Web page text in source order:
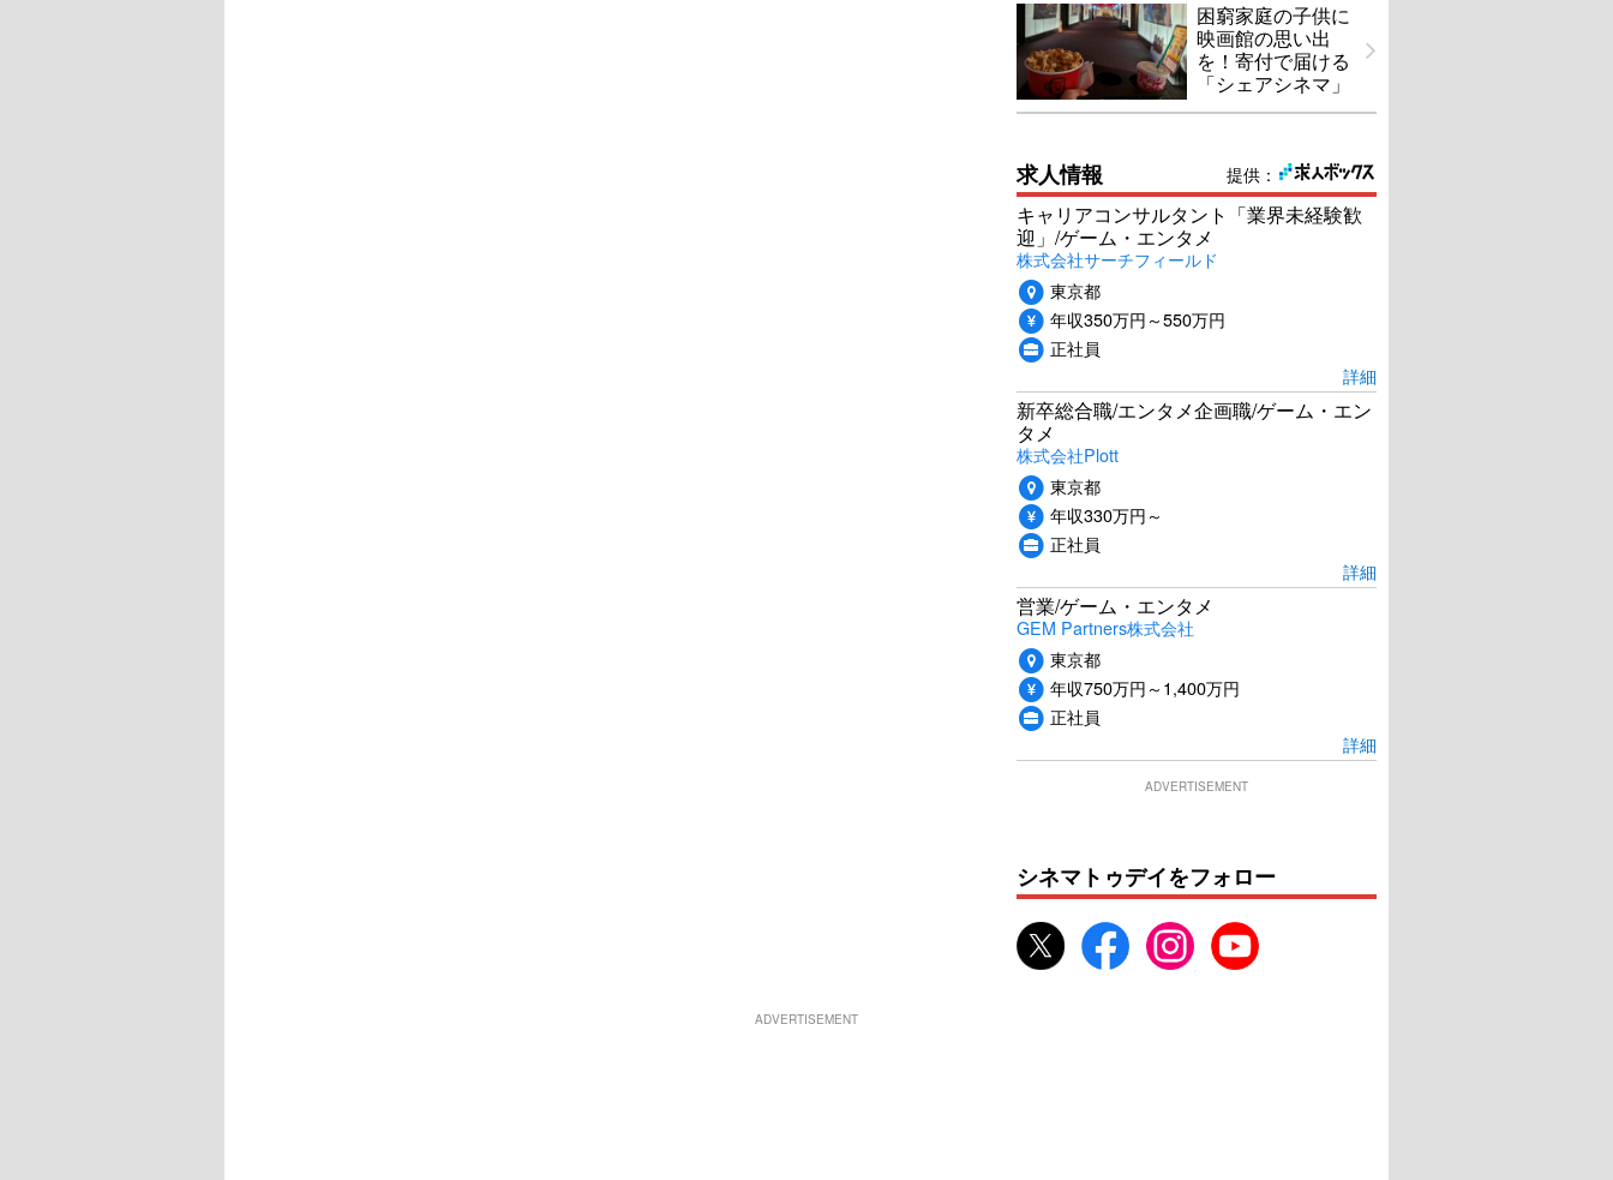
困窮家庭の子供に
映画館の思い出
を！寄付で届ける
「シェアシネマ」
提供：
求人情報
キャリアコンサルタント「業界未経験歓
迎」/ゲーム・エンタメ
株式会社サーチフィールド
東京都
年収350万円～550万円
正社員
詳細
新卒総合職/エンタメ企画職/ゲーム・エン
タメ
株式会社Plott
東京都
年収330万円～
正社員
詳細
営業/ゲーム・エンタメ
GEM Partners株式会社
東京都
年収750万円～1,400万円
正社員
詳細
ADVERTISEMENT
シネマトゥデイをフォロー
ADVERTISEMENT